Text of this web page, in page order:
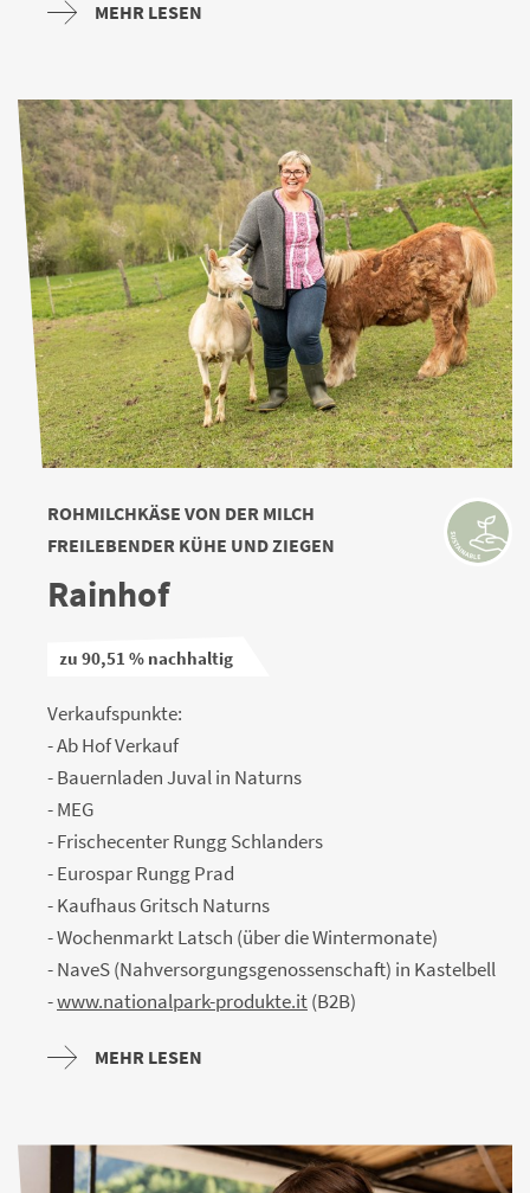
MEHR LESEN
ROHMILCHKÄSE VON DER MILCH
FREILEBENDER KÜHE UND ZIEGEN
Rainhof
zu 90,51 % nachhaltig
Verkaufspunkte:
- Ab Hof Verkauf
- Bauernladen Juval in Naturns
- MEG
- Frischecenter Rungg Schlanders
- Eurospar Rungg Prad
- Kaufhaus Gritsch Naturns
- Wochenmarkt Latsch (über die Wintermonate)
- NaveS (Nahversorgungsgenossenschaft) in Kastelbell
-www.nationalpark-produkte.it(B2B)
MEHR LESEN